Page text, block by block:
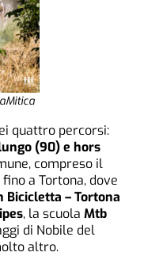
quattro percorsi:
(90) e hors
compreso il
a Tortona, dove
Bicicletta – Tortona
, la scuolaMtb
di Nobile del
altro.